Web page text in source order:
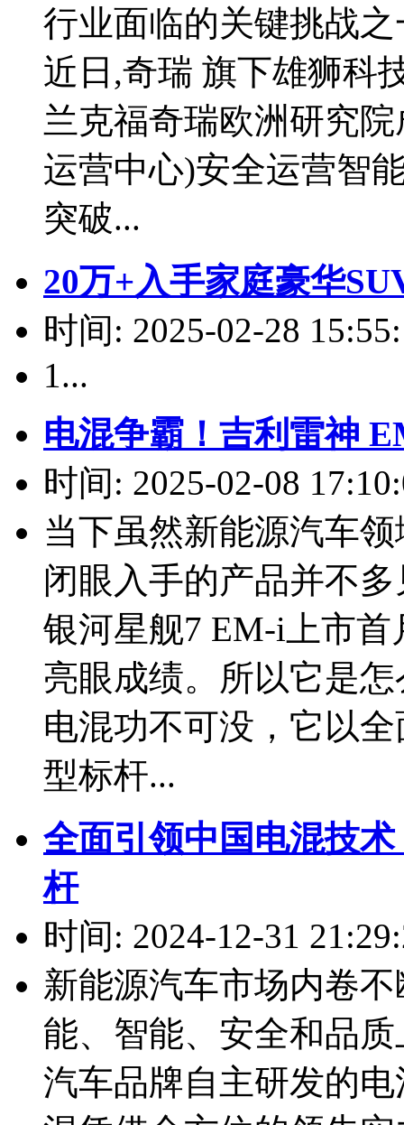
行业面临的关键挑战
近日,奇瑞 旗下雄狮科
兰克福奇瑞欧洲研究
运营中心)安全运营智
突破...
20万+入手家庭豪华
时间: 2025-02-28
1...
电混争霸！吉利雷神
时间: 2025-02-08
当下虽然新能源汽车
闭眼入手的产品并不
银河星舰7 EM-i上市首
亮眼成绩。所以它是
电混功不可没，它以
型标杆...
全面引领中国电混技
杆
时间: 2024-12-31
新能源汽车市场内卷
能、智能、安全和品
汽车品牌自主研发的